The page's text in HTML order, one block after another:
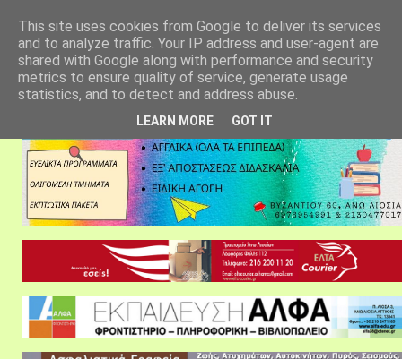
This site uses cookies from Google to deliver its services
and to analyze traffic. Your IP address and user-agent are
shared with Google along with performance and security
metrics to ensure quality of service, generate usage
statistics, and to detect and address abuse.
LEARN MORE GOT IT